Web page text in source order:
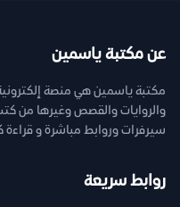
عن مكتبة ياسمين
مكتبة ياسمين هي منصة إلكترونية
سيرفرات وروابط مباشرة و قراءة
روابط سريعة